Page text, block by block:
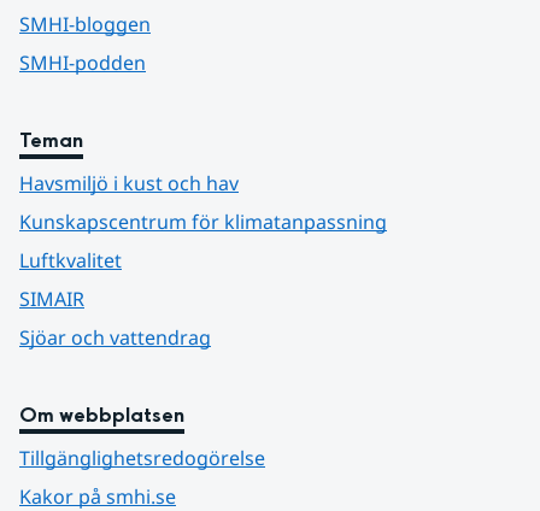
SMHI-bloggen
SMHI-podden
Teman
Havsmiljö i kust och hav
Kunskapscentrum för klimatanpassning
Luftkvalitet
SIMAIR
Sjöar och vattendrag
Om webbplatsen
Tillgänglighetsredogörelse
Kakor på smhi.se